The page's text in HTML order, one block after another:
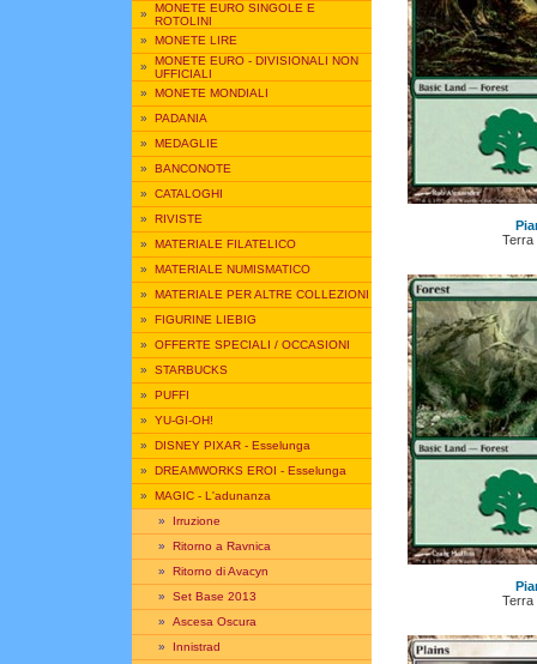
» MONETE EURO SINGOLE E
ROTOLINI
» MONETE LIRE
» MONETE EURO - DIVISIONALI NON
UFFICIALI
» MONETE MONDIALI
» PADANIA
» MEDAGLIE
» BANCONOTE
» CATALOGHI
» RIVISTE
» MATERIALE FILATELICO
» MATERIALE NUMISMATICO
» MATERIALE PER ALTRE COLLEZIONI
» FIGURINE LIEBIG
» OFFERTE SPECIALI / OCCASIONI
» STARBUCKS
» PUFFI
» YU-GI-OH!
» DISNEY PIXAR - Esselunga
» DREAMWORKS EROI - Esselunga
» MAGIC - L'adunanza
» Irruzione
» Ritorno a Ravnica
» Ritorno di Avacyn
» Set Base 2013
» Ascesa Oscura
» Innistrad
Terra
Terra